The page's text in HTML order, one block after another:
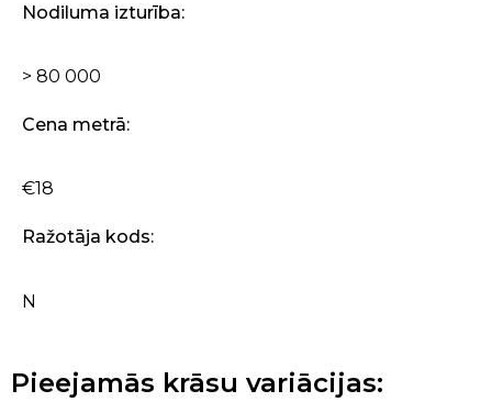
Pieejamās krāsu variācijas:
Nodiluma izturība:
> 80 000
Cena metrā:
€18
Ražotāja kods:
N